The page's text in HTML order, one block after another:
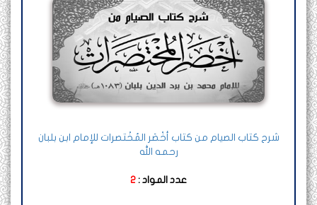
شرح كتاب الصيام من كتاب أخْصَر المُخْتصرات للإمام ابن بلبان
رحمه الله
عدد المواد : 2